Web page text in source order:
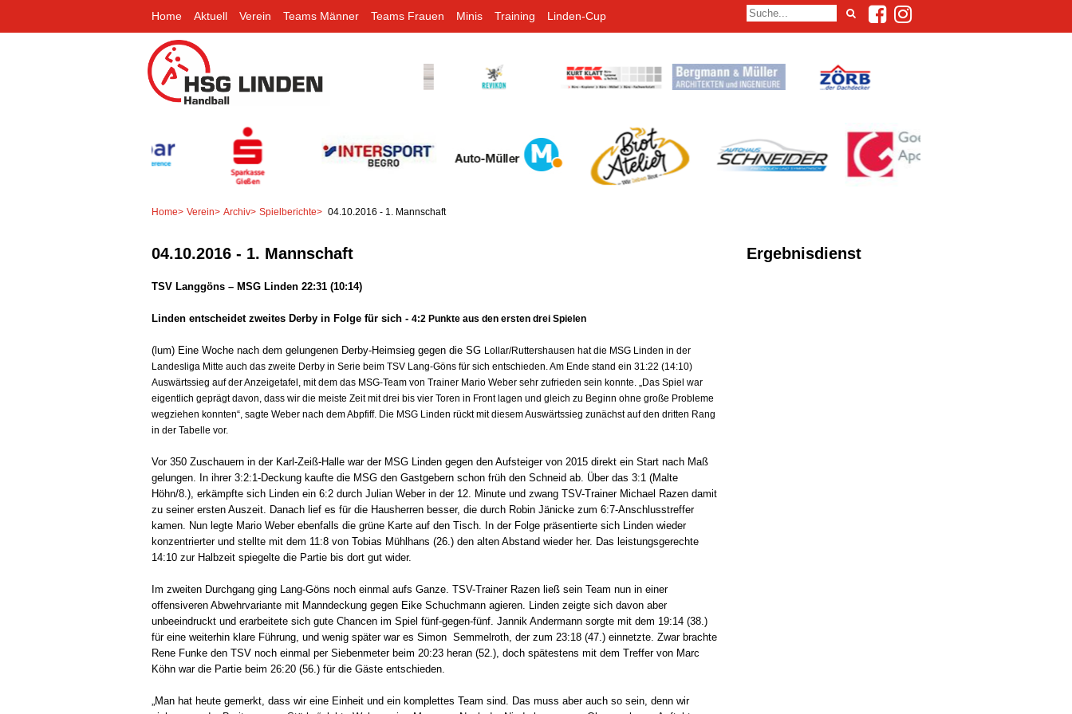
Home Aktuell Verein Teams Männer Teams Frauen Minis Training Linden-Cup
Home> Verein> Archiv> Spielberichte> 04.10.2016 - 1. Mannschaft
04.10.2016 - 1. Mannschaft
TSV Langgöns – MSG Linden 22:31 (10:14)
Linden entscheidet zweites Derby in Folge für sich - 4:2 Punkte aus den ersten drei Spielen
(lum) Eine Woche nach dem gelungenen Derby-Heimsieg gegen die SG Lollar/Ruttershausen hat die MSG Linden in der
Landesliga Mitte auch das zweite Derby in Serie beim TSV Lang-Göns für sich entschieden. Am Ende stand ein 31:22 (14:10)
Auswärtssieg auf der Anzeigetafel, mit dem das MSG-Team von Trainer Mario Weber sehr zufrieden sein konnte. „Das Spiel war
eigentlich geprägt davon, dass wir die meiste Zeit mit drei bis vier Toren in Front lagen und gleich zu Beginn ohne große Probleme
wegziehen konnten“, sagte Weber nach dem Abpfiff. Die MSG Linden rückt mit diesem Auswärtssieg zunächst auf den dritten Rang
in der Tabelle vor.
Vor 350 Zuschauern in der Karl-Zeiß-Halle war der MSG Linden gegen den Aufsteiger von 2015 direkt ein Start nach Maß
gelungen. In ihrer 3:2:1-Deckung kaufte die MSG den Gastgebern schon früh den Schneid ab. Über das 3:1 (Malte
Höhn/8.), erkämpfte sich Linden ein 6:2 durch Julian Weber in der 12. Minute und zwang TSV-Trainer Michael Razen damit
zu seiner ersten Auszeit. Danach lief es für die Hausherren besser, die durch Robin Jänicke zum 6:7-Anschlusstreffer
kamen. Nun legte Mario Weber ebenfalls die grüne Karte auf den Tisch. In der Folge präsentierte sich Linden wieder
konzentrierter und stellte mit dem 11:8 von Tobias Mühlhans (26.) den alten Abstand wieder her. Das leistungsgerechte
14:10 zur Halbzeit spiegelte die Partie bis dort gut wider.
Im zweiten Durchgang ging Lang-Göns noch einmal aufs Ganze. TSV-Trainer Razen ließ sein Team nun in einer
offensiveren Abwehrvariante mit Manndeckung gegen Eike Schuchmann agieren. Linden zeigte sich davon aber
unbeeindruckt und erarbeitete sich gute Chancen im Spiel fünf-gegen-fünf. Jannik Andermann sorgte mit dem 19:14 (38.)
für eine weiterhin klare Führung, und wenig später war es Simon Semmelroth, der zum 23:18 (47.) einnetzte. Zwar brachte
Rene Funke den TSV noch einmal per Siebenmeter beim 20:23 heran (52.), doch spätestens mit dem Treffer von Marc
Köhn war die Partie beim 26:20 (56.) für die Gäste entschieden.
„Man hat heute gemerkt, dass wir eine Einheit und ein komplettes Team sind. Das muss aber auch so sein, denn wir
Ergebnisdienst